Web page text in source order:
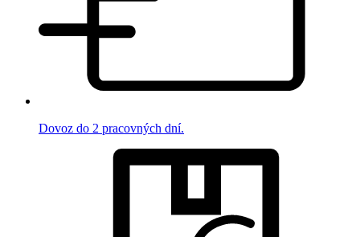
Dovoz do 2 pracovných dní.